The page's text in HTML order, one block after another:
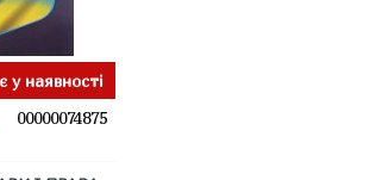
у наявності
00000074875